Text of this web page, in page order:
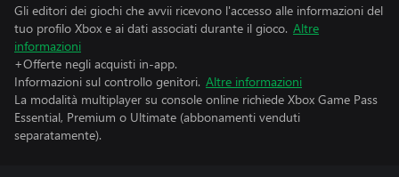
Gli editori dei giochi che avvii ricevono l'accesso alle informazioni del
tuo profilo Xbox e ai dati associati durante il gioco. Altre
informazioni
+Offerte negli acquisti in-app.
Informazioni sul controllo genitori. Altre informazioni
La modalità multiplayer su console online richiede Xbox Game Pass
Essential, Premium o Ultimate (abbonamenti venduti
separatamente).